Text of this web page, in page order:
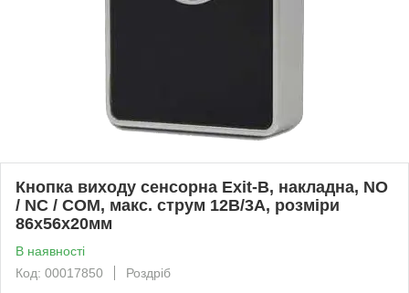
Кнопка виходу сенсорна Exit-B, накладна, NO
/ NC / COM, макс. струм 12В/3A, розміри
86х56х20мм
В наявності
Код: 00017850
Роздріб